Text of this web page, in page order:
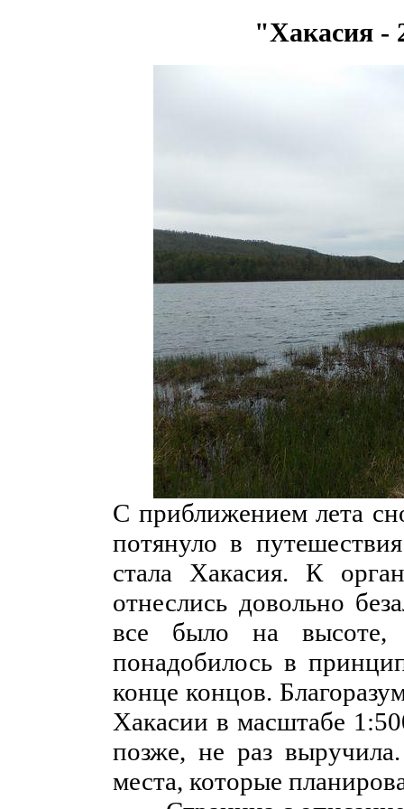
"Хакасия -
С приближением лета
потянуло в
стала Хакасия. К
отнеслись довольно
все было на высоте,
понадобилось в
конце концов.
Хакасии в масштабе
позже, не раз
места, которые